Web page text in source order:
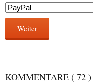
Weiter
KOMMENTARE ( 72 )